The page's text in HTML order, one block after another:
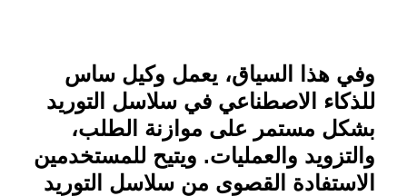
وفي هذا السياق، يعمل وكيل ساس
للذكاء الاصطناعي في سلاسل التوريد
بشكل مستمر على موازنة الطلب،
والتزويد والعمليات. ويتيح للمستخدمين
الاستفادة القصوى من سلاسل التوريد